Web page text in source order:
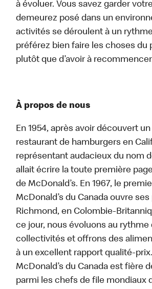
à évoluer. Vous savez garder
demeurez posé dans un
activités se déroulent à un
préférez bien faire les choses du
plutôt que d’avoir à
À propos de nous
En 1954, après avoir découvert
restaurant de hamburgers en
représentant audacieux du nom
allait écrire la toute première
de McDonald’s. En 1967, le
McDonald’s du Canada ouvre
Richmond, en Colombie-
ce jour, nous évoluons au rythme
collectivités et offrons des
à un excellent rapport qualité-
McDonald’s du Canada est fière
parmi les chefs de file mondiaux